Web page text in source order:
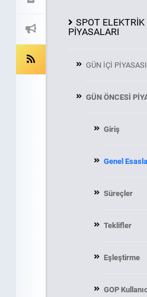
SPOT ELEKTRİK
PİYASALARI
GÜN İÇİ PİYASASI
GÜN ÖNCESİ
Giriş
Genel
Süreçler
Teklifler
Eşleştirme
GOP